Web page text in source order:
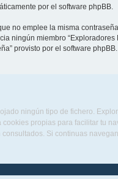
por el software phpBB.
no emplee la misma
ningún miembro
provisto por el software
ningún tipo de fichero.
propias para facilitar tu
Si continuas